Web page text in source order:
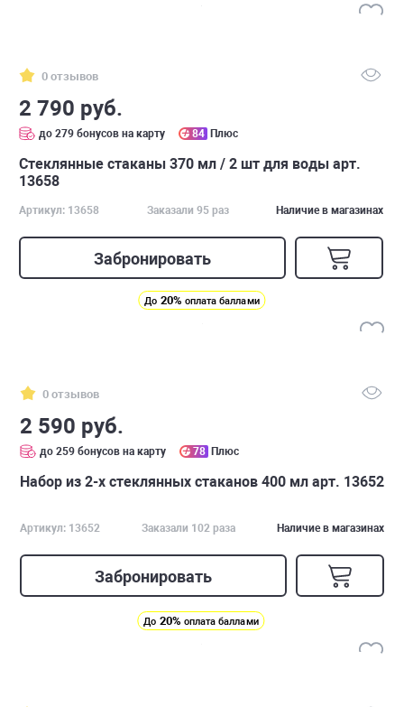
0 отзывов
2 790 руб.
до 279 бонусов на карту 84 Плюс
Стеклянные стаканы 370 мл / 2 шт для воды арт.
13658
Артикул: 13658 Заказали 95 раз Наличие в магазинах
Забронировать
До 20% оплата баллами
0 отзывов
2 590 руб.
до 259 бонусов на карту 78 Плюс
Набор из 2-х стеклянных стаканов 400 мл арт. 13652
Артикул: 13652 Заказали 102 раза Наличие в магазинах
Забронировать
До 20% оплата баллами